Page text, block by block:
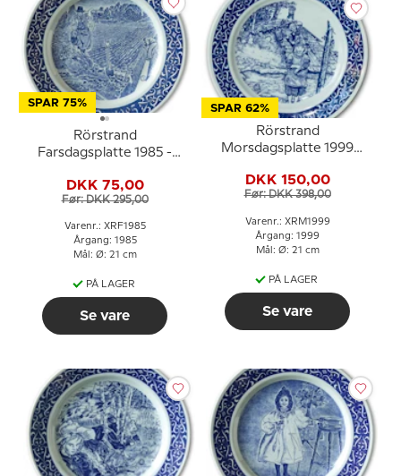
SPAR 75%
Rörstrand
Farsdagsplatte 1985 -
DKK 75,00
Før: DKK 295,00
Varenr.: XRF1985
Årgang: 1985
Mål: Ø: 21 cm
PÅ LAGER
Se vare
SPAR 62%
Rörstrand
Morsdagsplatte 1999
DKK 150,00
Før: DKK 398,00
Varenr.: XRM1999
Årgang: 1999
Mål: Ø: 21 cm
PÅ LAGER
Se vare